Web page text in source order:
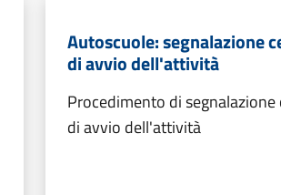
Autoscuole: segnalazione
di avvio dell'attività
Procedimento di
di avvio dell'attività